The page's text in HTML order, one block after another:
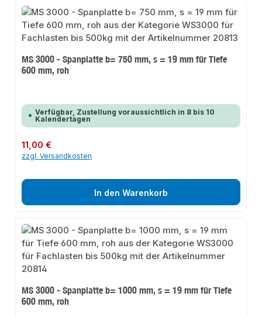
MS 3000 - Spanplatte b= 750 mm, s = 19 mm für Tiefe
600 mm, roh
Verfügbar, Zustellung voraussichtlich in 8 bis 10
Kalendertagen
Regulärer Preis:
11,00 €
zzgl. Versandkosten
In den Warenkorb
MS 3000 - Spanplatte b= 1000 mm, s = 19 mm für Tiefe
600 mm, roh